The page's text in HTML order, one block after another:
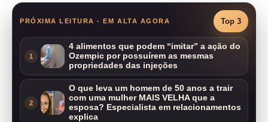
PRÓXIMA LEITURA - EM ALTA AGORA Top 3
1
4 alimentos que podem “imitar” a ação do
Ozempic por possuírem as mesmas
propriedades das injeções
2
O que leva um homem de 50 anos a trair
com uma mulher MAIS VELHA que a
esposa? Especialista em relacionamentos
explica